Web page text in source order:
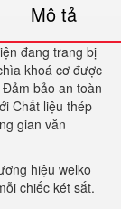
Mô tả
đang trang bị
khoá cơ được
bảo an toàn
Chất liệu thép
gian văn
hiệu welko
chiếc két sắt.